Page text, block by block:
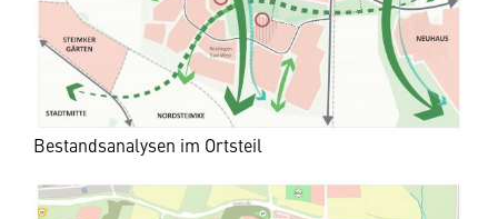
Bestandsanalysen im Ortsteil